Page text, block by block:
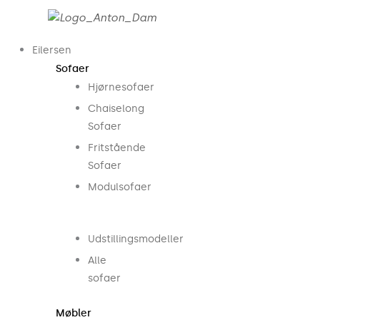
Eilersen
Sofaer
Hjørnesofaer
Chaiselong
Sofaer
Fritstående
Sofaer
Modulsofaer
Udstillingsmodeller
Alle
sofaer
Møbler